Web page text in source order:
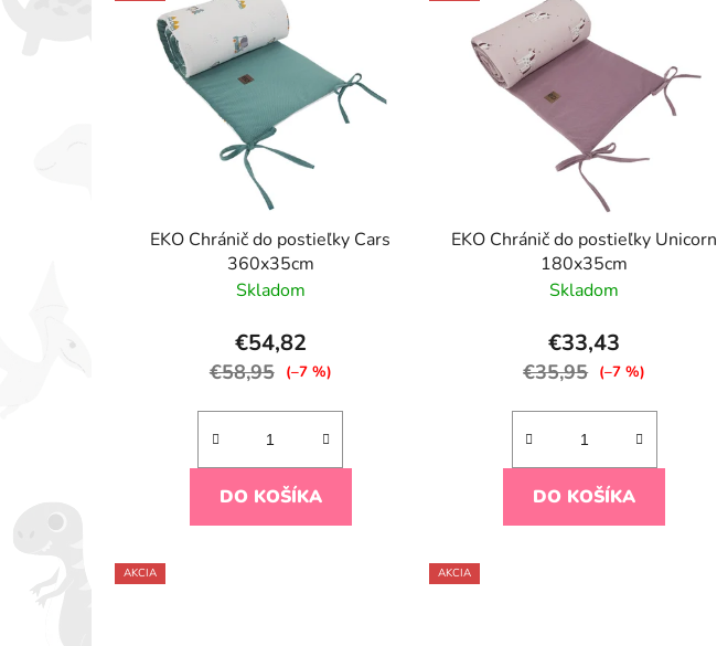
EKO Chránič do postieľky Cars
360x35cm
Skladom
€54,82
€58,95 (–7 %)
DO KOŠÍKA
EKO Chránič do postieľky Unicorn
180x35cm
Skladom
€33,43
€35,95 (–7 %)
DO KOŠÍKA
AKCIA AKCIA